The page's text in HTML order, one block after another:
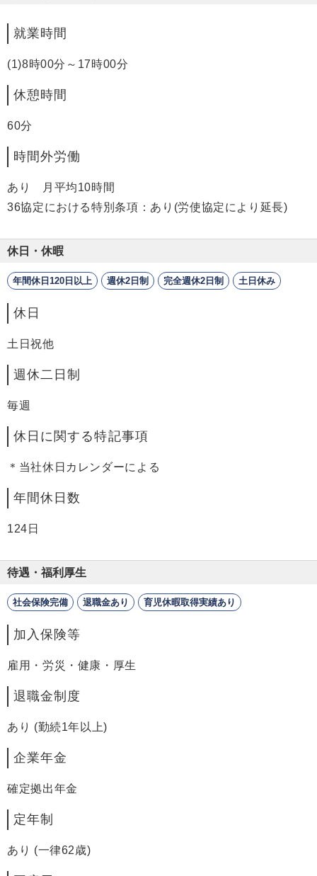
就業時間
(1)8時00分～17時00分
休憩時間
60分
時間外労働
あり 月平均10時間
36協定における特別条項：あり(労使協定により延長)
休日・休暇
年間休日120日以上 週休2日制 完全週休2日制 土日休み
休日
土日祝他
週休二日制
毎週
休日に関する特記事項
＊当社休日カレンダーによる
年間休日数
124日
待遇・福利厚生
社会保険完備 退職金あり 育児休暇取得実績あり
加入保険等
雇用・労災・健康・厚生
退職金制度
あり (勤続1年以上)
企業年金
確定拠出年金
定年制
あり (一律62歳)